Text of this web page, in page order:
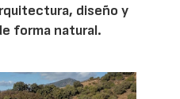
diseño y
forma natural.